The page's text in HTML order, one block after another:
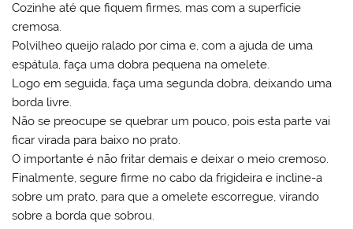
Cozinhe até que fiquem firmes, mas com a superfície
cremosa.
Polvilheo queijo ralado por cima e, com a ajuda de uma
espátula, faça uma dobra pequena na omelete.
Logo em seguida, faça uma segunda dobra, deixando uma
borda livre.
Não se preocupe se quebrar um pouco, pois esta parte vai
ficar virada para baixo no prato.
O importante é não fritar demais e deixar o meio cremoso.
Finalmente, segure firme no cabo da frigideira e incline-a
sobre um prato, para que a omelete escorregue, virando
sobre a borda que sobrou.